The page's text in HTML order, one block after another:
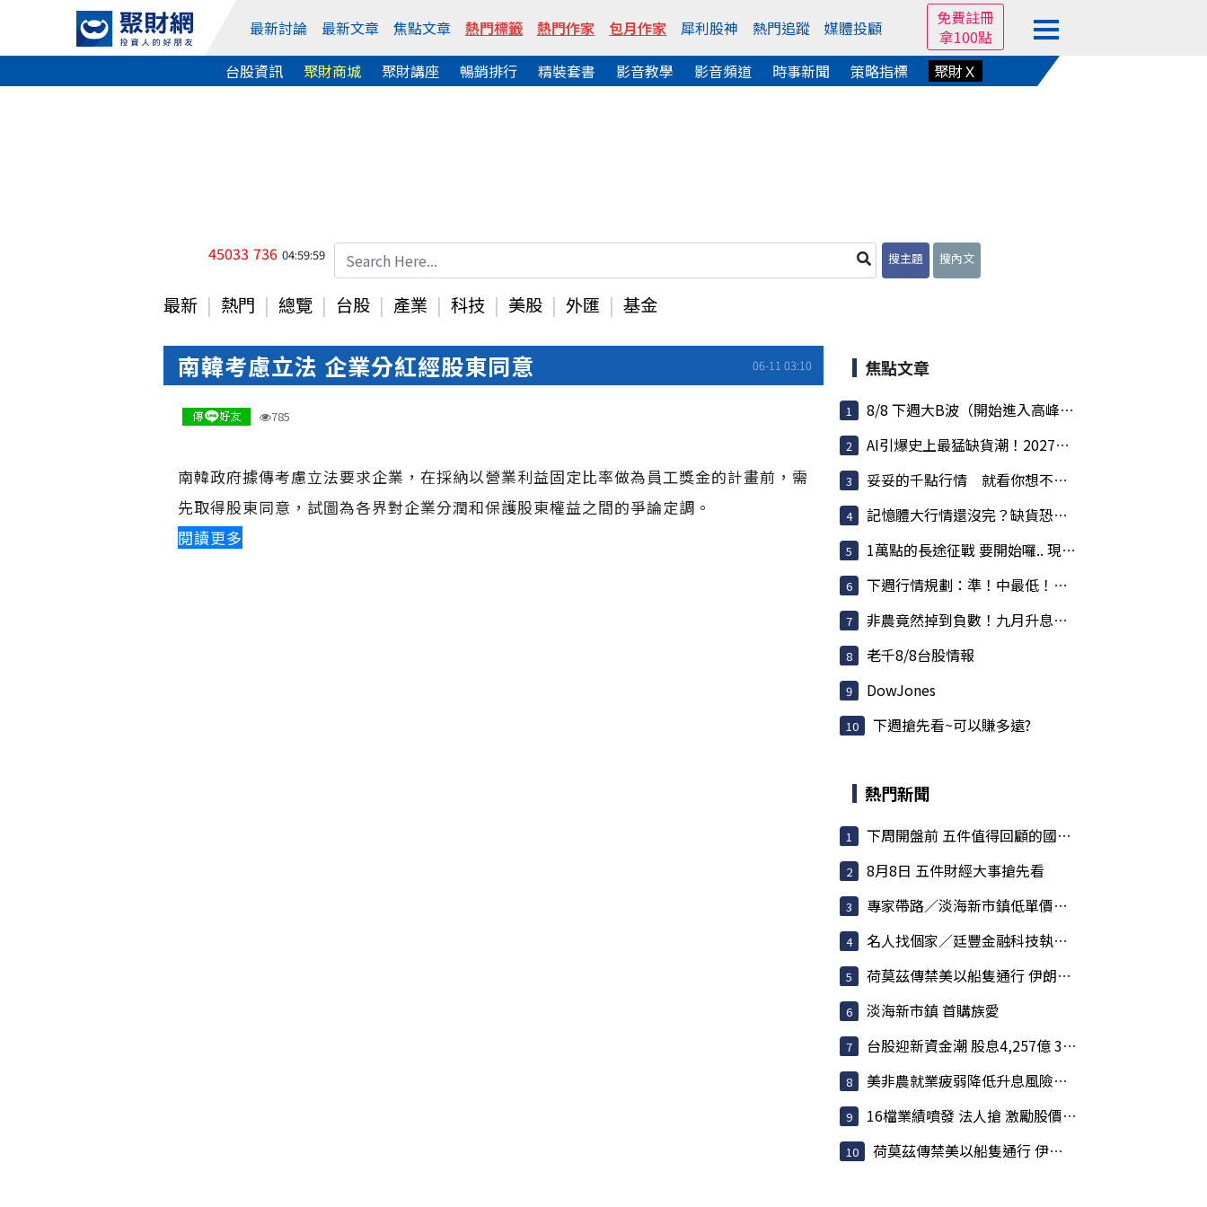
最新討論 最新文章 焦點文章 熱門標籤 熱門作家 包月作家 犀利股神 熱門追蹤 媒體投顧
免費註冊
拿100點
台股資訊
聚財商城 聚財講座 暢銷排行 精裝套書 影音教學 影音頻道 時事新聞 策略指標 聚財Ｘ
45033 736 04:59:59 搜主題 搜內文
最新 熱門 總覽 台股 產業 科技 美股 外匯 基金
南韓考慮立法 企業分紅經股東同意 06-11 03:10
785
南韓政府據傳考慮立法要求企業，在採納以營業利益固定比率做為員工獎金的計畫前，需
先取得股東同意，試圖為各界對企業分潤和保護股東權益之間的爭論定調。
閱讀更多
焦點文章
8/8 下週大B波（開始進入高峰）內容一看就懂
AI引爆史上最猛缺貨潮！2027產能全賣光，記憶體...
妥妥的千點行情 就看你想不想要而已
記憶體大行情還沒完？缺貨恐燒到2028 華邦電爆量...
1萬點的長途征戰 要開始囉.. 現在進場贏在起跑點
下週行情規劃：準！中最低！持續卡位？數千點？列...
非農竟然掉到負數！九月升息急踩煞車？美股狂歡...
老千8/8台股情報
DowJones
下週搶先看~可以賺多遠?
熱門新聞
下周開盤前 五件值得回顧的國際大事
8月8日 五件財經大事搶先看
專家帶路／淡海新市鎮低單價低總價 減輕購屋壓力
名人找個家／廷豐金融科技執行副總黃勇諴 緊盯兩訊號
荷莫茲傳禁美以船隻通行 伊朗嗆聲攻擊「敵意目標」
淡海新市鎮 首購族愛
台股迎新資金潮 股息4,257億 341檔月底前派發
美非農就業疲弱降低升息風險 歐股收紅
16檔業績噴發 法人搶 激勵股價強勢攀升
荷莫茲傳禁美以船隻通行 伊朗嗆聲攻擊「敵意目標」